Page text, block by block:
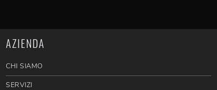
AZIENDA
CHI SIAMO
SERVIZI